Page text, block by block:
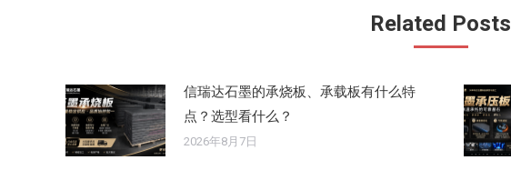
Related Posts
信瑞达石墨的承烧板、承载板有什么特
点？选型看什么？
2026年8月7日